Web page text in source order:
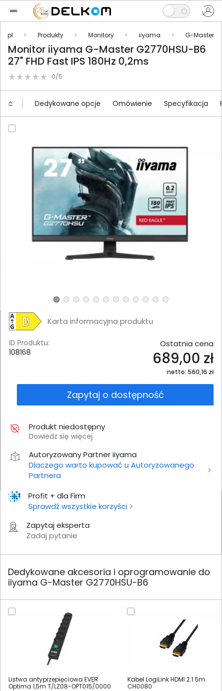
Produkty Monitory iiyama G-Master
Monitor iiyama G-Master G2770HSU-B6
27" FHD Fast IPS 180Hz 0,2ms
0/5
Dedykowane opcje Omówienie Specyfikacja
Profit + dla Firm
Sprawdź wszystkie korzyści
Zapytaj eksperta
Zadaj pytanie
Karta informacyjna produktu
ID Produktu:
108168
Ostatnia cena
689,00 zł
netto: 560,16 zł
Zapytaj o dostępność
Produkt niedostępny
Dowiedz się więcej
Autoryzowany Partner iiyama
Dlaczego warto kupować u Autoryzowanego
Partnera
Dedykowane akcesoria i oprogramowanie do
iiyama G-Master G2770HSU-B6
Listwa antyprzepięciowa EVER
Optima 1,5m T/LZ08-OPT015/0000
Kabel LogiLink HDMI 2.1 5m
CH0080